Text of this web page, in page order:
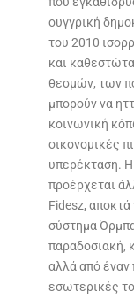
ουγγρική
του 2010
και
θεσμών, των
μπορούν να
κοινωνική
οικονομικές
υπερέκταση. Η
προέρχεται
Fidesz, αποκτά
σύστημα
παραδοσιακή,
αλλά από έναν
εσωτερικές